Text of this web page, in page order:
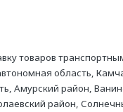
товаров
область,
район,
район,